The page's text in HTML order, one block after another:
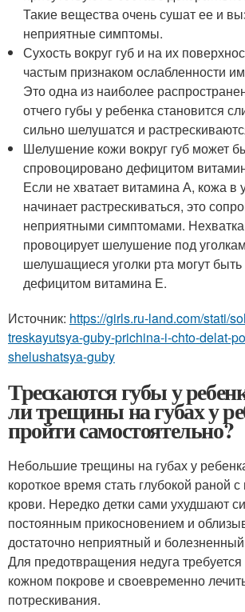
Такие вещества очень сушат ее и
неприятные симптомы.
Сухость вокруг губ и на их
частым признаком ослабленности
Это одна из наиболее
отчего губы у ребенка становится
сильно шелушатся и
Шелушение кожи вокруг губ может
спровоцировано дефицитом
Если не хватает витамина А, кожа в
начинает растрескиваться, это
неприятными симптомами.
провоцирует шелушение под
шелушащиеся уголки рта могут
дефицитом витамина Е.
Источник: https://girls.ru-land.com/stati/
treskayutsya-guby-prichina-i-chto-delat-
shelushatsya-guby
Трескаются губы у
ли трещины на губах у
пройти самостоятельно?
Небольшие трещины на губах у
короткое время стать глубокой раной
крови. Нередко детки сами ухудшают
постоянным прикосновением и
достаточно неприятный и
Для предотвращения недуга требуется
кожном покрове и своевременно
потрескивания.